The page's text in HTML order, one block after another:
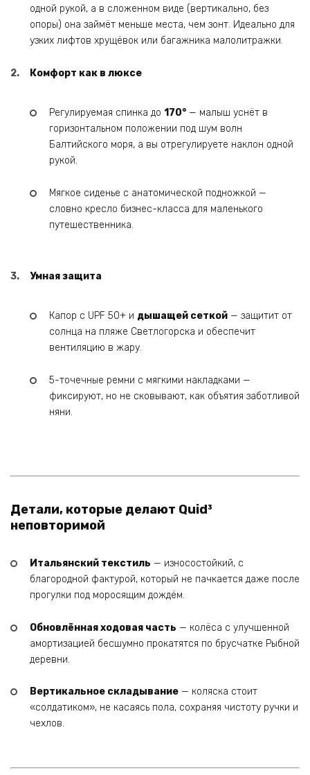
одной рукой, а в сложенном виде (вертикально, без
опоры) она займёт меньше места, чем зонт. Идеально для
узких лифтов хрущёвок или багажника малолитражки.
Комфорт как в люксе
Регулируемая спинка до 170° — малыш уснёт в
горизонтальном положении под шум волн
Балтийского моря, а вы отрегулируете наклон одной
рукой.
Мягкое сиденье с анатомической подножкой —
словно кресло бизнес-класса для маленького
путешественника.
Умная защита
Капор с UPF 50+ и дышащей сеткой — защитит от
солнца на пляже Светлогорска и обеспечит
вентиляцию в жару.
5-точечные ремни с мягкими накладками —
фиксируют, но не сковывают, как объятия заботливой
няни.
Детали, которые делают Quid³
неповторимой
Итальянский текстиль — износостойкий, с
благородной фактурой, который не пачкается даже после
прогулки под моросящим дождём.
Обновлённая ходовая часть — колёса с улучшенной
амортизацией бесшумно прокатятся по брусчатке Рыбной
деревни.
Вертикальное складывание — коляска стоит
«солдатиком», не касаясь пола, сохраняя чистоту ручки и
чехлов.